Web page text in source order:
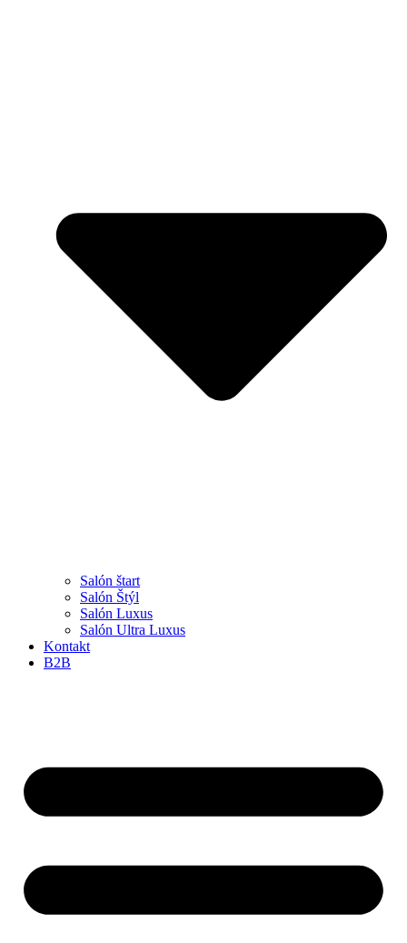
Salón štart
Salón Štýl
Salón Luxus
Salón Ultra Luxus
Kontakt
B2B